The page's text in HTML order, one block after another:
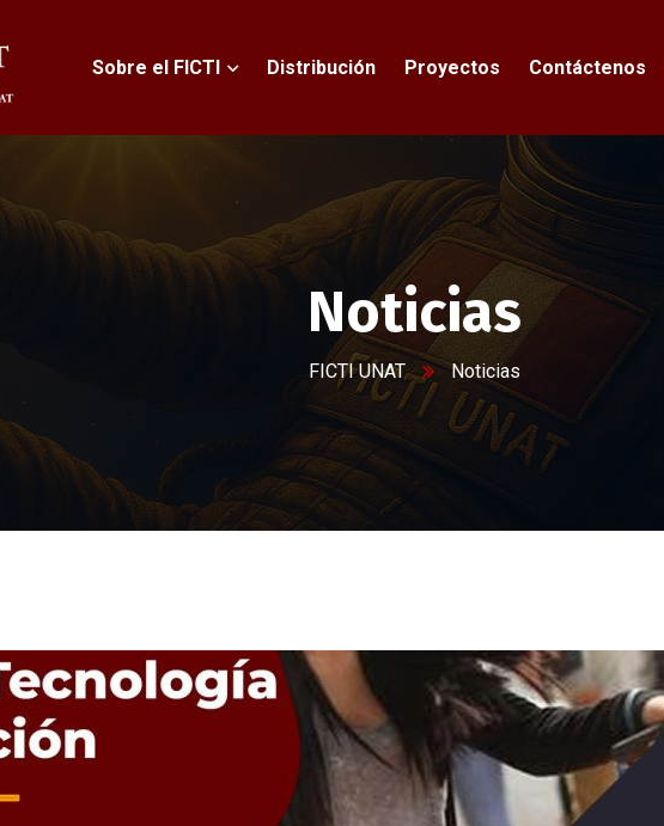
Sobre el FICTI Distribución Proyectos Contáctenos
Noticias
FICTI UNAT Noticias